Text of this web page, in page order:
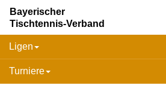
Bayerischer
Tischtennis-Verband
Ligen
Turniere